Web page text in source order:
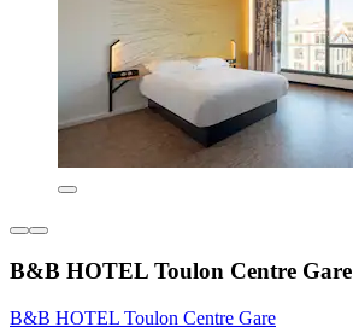
B&B HOTEL Toulon Centre Gare
B&B HOTEL Toulon Centre Gare